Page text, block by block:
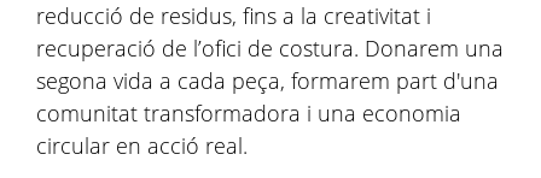
reducció de residus, fins a la creativitat i
recuperació de l’ofici de costura. Donarem una
segona vida a cada peça, formarem part d'una
comunitat transformadora i una economia
circular en acció real.